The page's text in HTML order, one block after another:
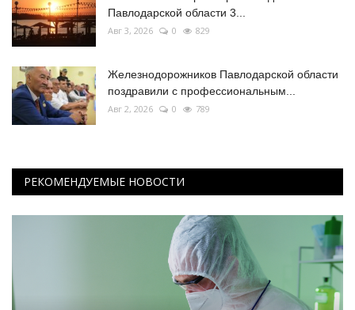
Павлодарской области 3...
Авг 3, 2026 0 829
Железнодорожников Павлодарской области
поздравили с профессиональным...
Авг 2, 2026 0 789
РЕКОМЕНДУЕМЫЕ НОВОСТИ